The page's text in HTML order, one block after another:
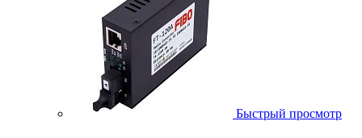
Быстрый просмотр